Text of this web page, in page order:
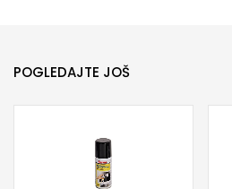
POGLEDAJTE JOŠ